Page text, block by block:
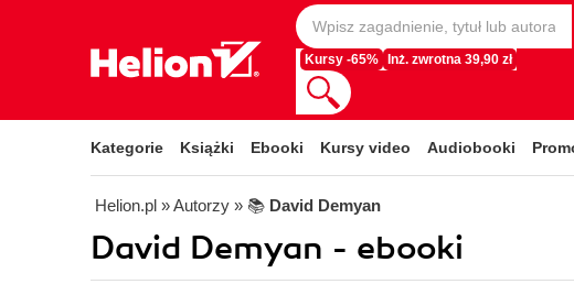
Kursy -65% Inż. zwrotna 39,90 zł
Kategorie Książki Ebooki Kursy video Audiobooki
Helion.pl » Autorzy » 📚 David Demyan
David Demyan - ebooki